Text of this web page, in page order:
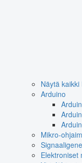
Näytä
Arduino
Mikro-
Elektroniset